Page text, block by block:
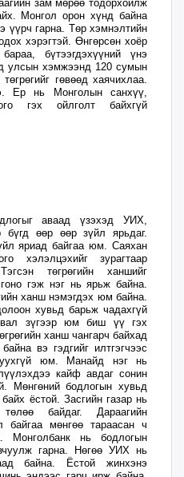
зам мөрөө тодорхойлж
Монгол орон хүнд байна
үүрч гарна. Төр хэмнэлтийн
хэрэгтэй. Өнгөрсөн хоёр
бүтээгдэхүүний үнэ
улсын хэмжээнд 120 сумын
гөвөөд хаячихлаа.
Ер нь Монголын санхүү,
гэх ойлголт байхгүй
аваад үзэхэд УИХ,
бүгд өөр өөр зүйл ярьдаг.
яриад байгаа юм. Саяхан
хэлэлцэхийг зурагтаар
төгрөгийн ханшийг
гэж нэг нь ярьж байна.
ханш нэмэгдэх юм байна.
хувьд барьж чадахгүй
зүгээр юм биш үү гэх
ханш чангарч байхад
вэ гэдгийг илтгэгчээс
юм. Манайд нэг нь
кайф авдаг сонин
Мөнгөний бодлогын хувьд
ёстой. Засгийн газар нь
байдаг. Дараагийн
байгаа мөнгөө тараасан ч
Монголбанк нь бодлогын
гарна. Нөгөө УИХ нь
байна. Ёстой жинхэнэ